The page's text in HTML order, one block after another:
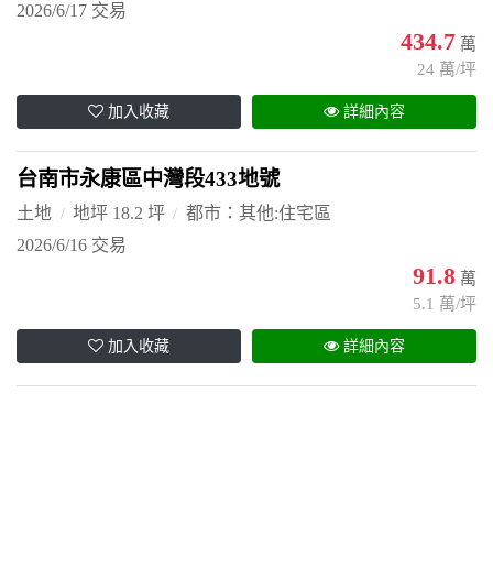
2026/6/17 交易
434.7 萬
24 萬/坪
加入收藏 詳細內容
台南市永康區中灣段433地號
土地 地坪 18.2 坪
都市：其他:住宅區
2026/6/16 交易
91.8 萬
5.1 萬/坪
加入收藏 詳細內容